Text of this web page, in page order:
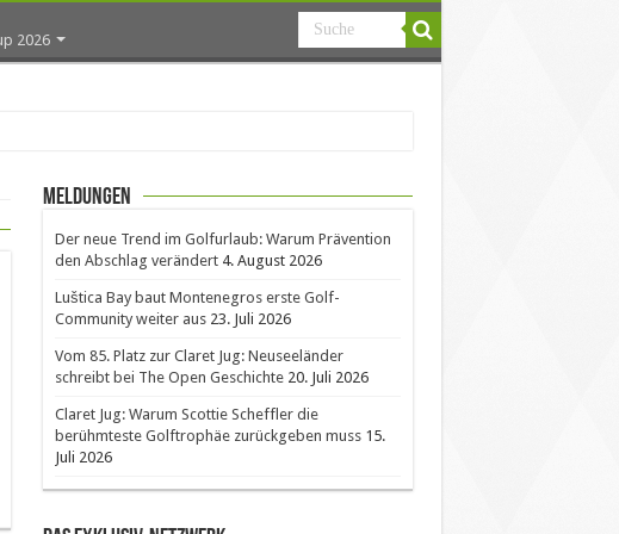
2026
Meldungen
Der neue Trend im Golfurlaub: Warum Prävention
den Abschlag verändert 4. August 2026
Luštica Bay baut Montenegros erste Golf-
Community weiter aus 23. Juli 2026
Vom 85. Platz zur Claret Jug: Neuseeländer
schreibt bei The Open Geschichte 20. Juli 2026
Claret Jug: Warum Scottie Scheffler die
berühmteste Golftrophäe zurückgeben muss 15.
Juli 2026